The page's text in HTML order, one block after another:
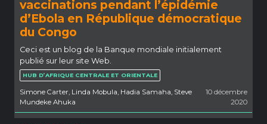
vaccinations pendant l’épidémie
d’Ebola en République démocratique
du Congo
Ceci est un blog de la Banque mondiale initialement
publié sur leur site Web.
HUB D’AFRIQUE CENTRALE ET ORIENTALE
Simone Carter, Linda Mobula, Hadia Samaha, Steve
Mundeke Ahuka
10 décembre
2020